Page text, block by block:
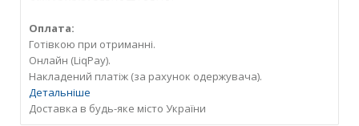
Оплата:
Готівкою при отриманні.
Онлайн (LiqPay).
Накладений платіж (за рахунок одержувача).
Детальніше
Доставка в будь-яке місто України